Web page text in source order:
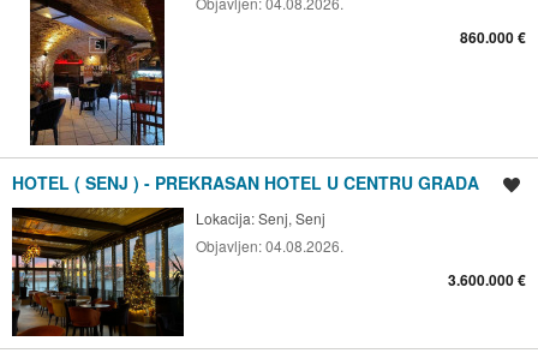
860.000 €
HOTEL ( SENJ ) - PREKRASAN HOTEL U CENTRU GRADA
Lokacija:Senj, Senj
Objavljen:04.08.2026.
3.600.000 €